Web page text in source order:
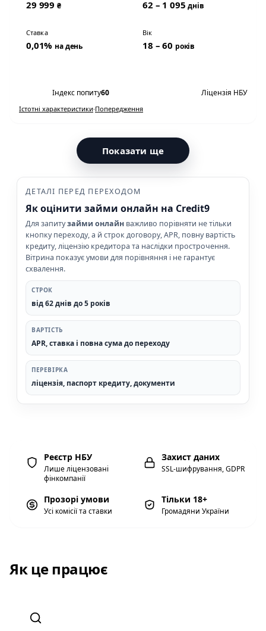
29 999 ₴ 62 – 1 095днів
Ставка
0,01% на день
Вік
18 – 60 років
Індекс попиту60 Ліцензія НБУ
Істотні характеристики·Попередження
Показати ще
ДЕТАЛІ ПЕРЕД ПЕРЕХОДОМ
Як оцінити займи онлайн на Credit9
Для запитузайми онлайн важливо порівняти не тільки
кнопку переходу, а й строк договору, APR, повну вартість
кредиту, ліцензію кредитора та наслідки прострочення.
Вітрина показує умови для порівняння і не гарантує
схвалення.
СТРОК
від 62 днів до 5 років
ВАРТІСТЬ
APR, ставка і повна сума до переходу
ПЕРЕВІРКА
ліцензія, паспорт кредиту, документи
Реєстр НБУ
Лише ліцензовані
фінкомпанії
Захист даних
SSL-шифрування, GDPR
Прозорі умови
Усі комісії та ставки
Тільки 18+
Громадяни України
Як це працює